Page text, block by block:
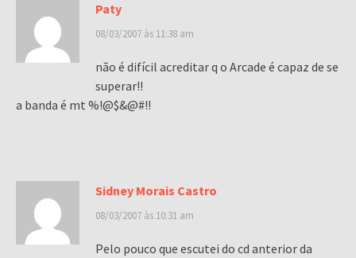
Paty
08/03/2007 às 11:38 am
não é difícil acreditar q o Arcade é capaz de se
superar!!
a banda é mt %!@$&@#!!
Sidney Morais Castro
08/03/2007 às 10:31 am
Pelo pouco que escutei do cd anterior da